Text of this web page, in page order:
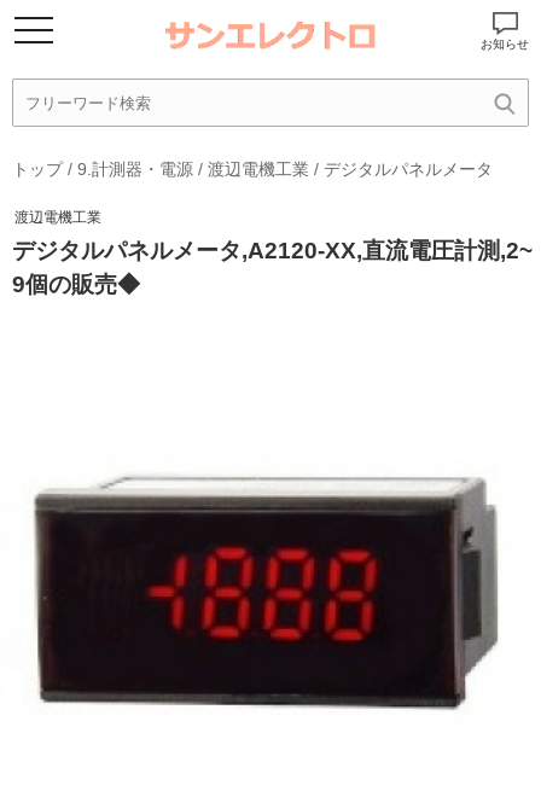
お知らせ
トップ/ 9.計測器・電源 / 渡辺電機工業 / デジタルパネルメータ
渡辺電機工業
デジタルパネルメータ,A2120-XX,直流電圧計測,2~
9個の販売◆